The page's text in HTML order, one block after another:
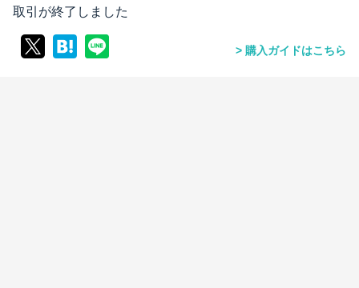
取引が終了しました
購入ガイドはこちら